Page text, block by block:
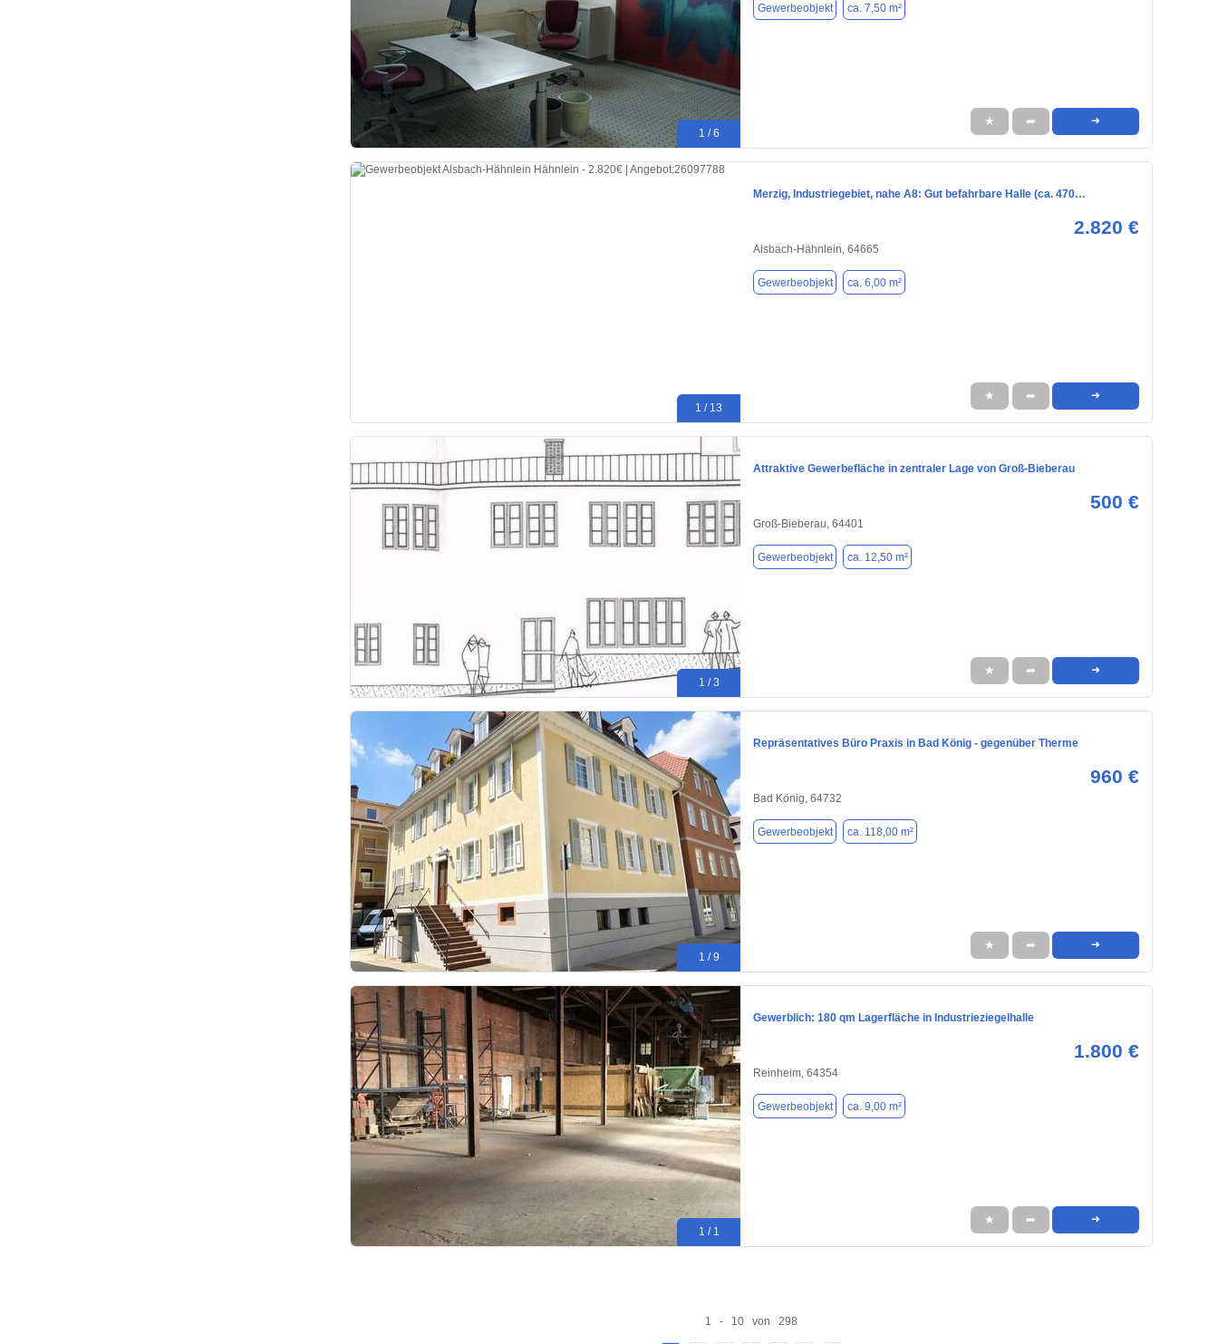
1 / 6
Gewerbeobjekt ca. 7,50 m²
★ ➦ ➜
1 / 13
Merzig, Industriegebiet, nahe A8: Gut befahrbare Halle (ca. 470…
2.820 €
Alsbach-Hähnlein, 64665
Gewerbeobjekt ca. 6,00 m²
★ ➦ ➜
1 / 3
Attraktive Gewerbefläche in zentraler Lage von Groß-Bieberau
500 €
Groß-Bieberau, 64401
Gewerbeobjekt ca. 12,50 m²
★ ➦ ➜
1 / 9
Repräsentatives Büro Praxis in Bad König - gegenüber Therme
960 €
Bad König, 64732
Gewerbeobjekt ca. 118,00 m²
★ ➦ ➜
1 / 1
Gewerblich: 180 qm Lagerfläche in Industrieziegelhalle
1.800 €
Reinheim, 64354
Gewerbeobjekt ca. 9,00 m²
★ ➦ ➜
1 - 10 von 298